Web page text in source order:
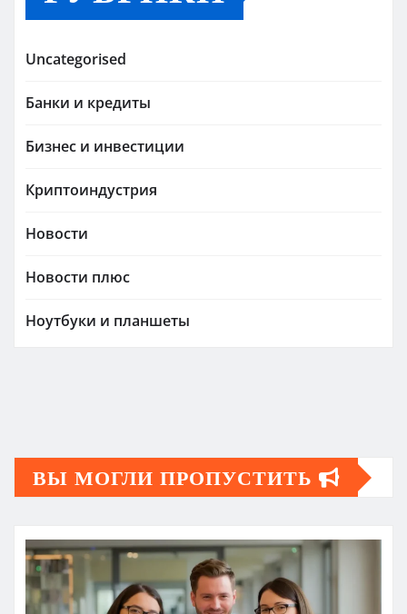
Uncategorised
Банки и кредиты
Бизнес и инвестиции
Криптоиндустрия
Новости
Новости плюс
Ноутбуки и планшеты
ВЫ МОГЛИ ПРОПУСТИТЬ